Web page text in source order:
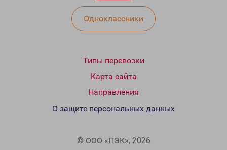
Одноклассники
Типы перевозки
Карта сайта
Направления
© ООО «ПЭК», 2026
О защите персональных данных